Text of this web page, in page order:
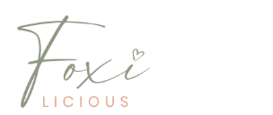
content